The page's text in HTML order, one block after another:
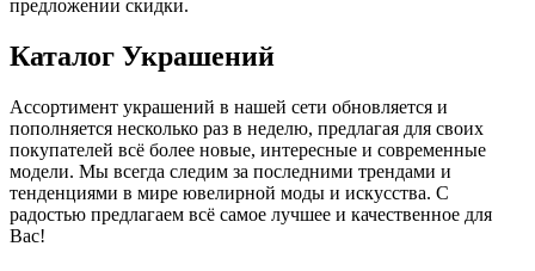
предложении скидки.
Каталог Украшений
Ассортимент украшений в нашей сети обновляется и
пополняется несколько раз в неделю, предлагая для своих
покупателей всё более новые, интересные и современные
модели. Мы всегда следим за последними трендами и
тенденциями в мире ювелирной моды и искусства. С
радостью предлагаем всё самое лучшее и качественное для
Вас!